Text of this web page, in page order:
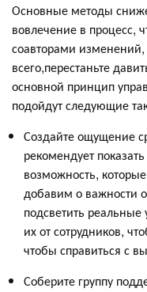
Основные методы
вовлечение в процесс,
соавторами
всего,перестаньте
основной принцип
подойдут следующие
Создайте ощущение
рекомендует
возможность,
добавим о важности
подсветить
их от сотрудников,
чтобы справиться с
Соберите группу